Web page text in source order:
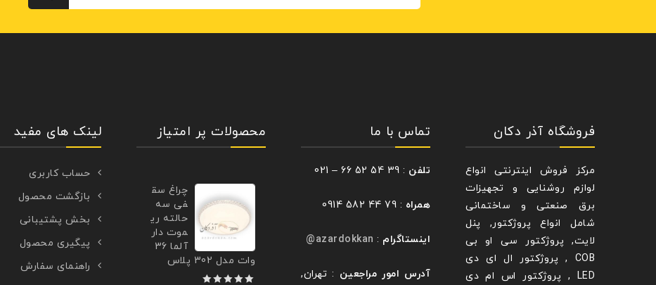
فروشگاه آذر دکان
مرکز فروش اینترنتی انواع
لوازم روشنایی و تجهیزات
برق صنعتی و ساختمانی
شامل انواع پروژکتور, پنل
لایت, پروژکتور سی او بی
COB , پروژکتور ال ای دی
LED , پروژکتور اس ام دی
تماس با ما
تلفن : 39 54 52 66 – 021
همراه : 79 44 582 0914
اینستاگرام :
azardokkan@
آدرس امور مراجعین : تهران,
محصولات پر امتیاز
چراغ سق
فی سه
حالته ری
موت دار
آلما 36
وات مدل 302 پلاس
لینک های مفید
حساب کاربری
بازگشت محصول
بخش پشتیبانی
پیگیری محصول
راهنمای سفارش